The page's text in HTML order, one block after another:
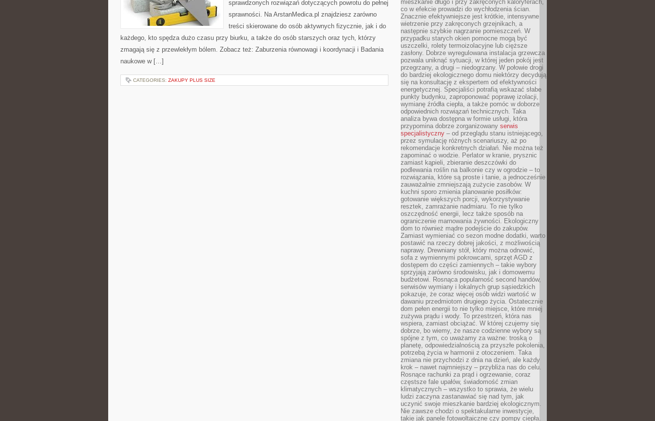
sprawdzonych rozwiązań dotyczących powrotu do pełnej
sprawności. Na ArstanMedica.pl znajdziesz zarówno
treści skierowane do osób aktywnych fizycznie, jak i do
każdego, kto spędza dużo czasu przy biurku, a także do osób starszych oraz tych, którzy
zmagają się z przewlekłym bólem. Zobacz też: Zaburzenia równowagi i koordynacji i Badania
naukowe w […]
CATEGORIES: ZAKUPY PLUS SIZE
mieszkanie długo i przy zakręconych kaloryferach,
co w efekcie prowadzi do wychłodzenia ścian.
Znacznie efektywniejsze jest krótkie, intensywne
wietrzenie przy zakręconych grzejnikach, a
następnie szybkie nagrzanie pomieszczeń. W
przypadku starych okien pomocne mogą być
uszczelki, rolety termoizolacyjne lub cięższe
zasłony. Dobrze wyregulowana instalacja grzewcza
pozwala uniknąć sytuacji, w której jeden pokój jest
przegrzany, a drugi – niedogrzany. W połowie drogi
do bardziej ekologicznego domu niektórzy decydują
się na konsultację z ekspertem od efektywności
energetycznej. Specjaliści potrafią wskazać słabe
punkty budynku, zaproponować poprawę izolacji,
wymianę źródła ciepła, a także pomóc w doborze
odpowiednich rozwiązań technicznych. Taka
analiza bywa dostępna w formie usługi, która
przypomina dobrze zorganizowany serwis
specjalistyczny – od przeglądu stanu istniejącego,
przez symulację różnych scenariuszy, aż po
rekomendacje konkretnych działań. Nie można też
zapominać o wodzie. Perlator w kranie, prysznic
zamiast kąpieli, zbieranie deszczówki do
podlewania roślin na balkonie czy w ogrodzie – to
rozwiązania, które są proste i tanie, a jednocześnie
zauważalnie zmniejszają zużycie zasobów. W
kuchni sporo zmienia planowanie posiłków:
gotowanie większych porcji, wykorzystywanie
resztek, zamrażanie nadmiaru. To nie tylko
oszczędność energii, lecz także sposób na
ograniczenie marnowania żywności. Ekologiczny
dom to również mądre podejście do zakupów.
Zamiast wymieniać co sezon modne dodatki, warto
postawić na rzeczy dobrej jakości, z możliwością
naprawy. Drewniany stół, który można odnowić,
sofa z wymiennymi pokrowcami, sprzęt AGD z
dostępem do części zamiennych – takie wybory
sprzyjają zarówno środowisku, jak i domowemu
budżetowi. Rosnąca popularność second handów,
serwisów wymiany i lokalnych grup sąsiedzkich
pokazuje, że coraz więcej osób widzi wartość w
dawaniu przedmiotom drugiego życia. Ostatecznie
dom pełen energii to nie tylko miejsce, które mniej
zużywa prądu i wody. To przestrzeń, która nas
wspiera, zamiast obciążać. W której czujemy się
dobrze, bo wiemy, że nasze codzienne wybory są
spójne z tym, co uważamy za ważne: troską o
planetę, odpowiedzialnością za przyszłe pokolenia,
potrzebą życia w harmonii z otoczeniem. Taka
zmiana nie przychodzi z dnia na dzień, ale każdy
krok – nawet najmniejszy – przybliża nas do celu.
Rosnące rachunki za prąd i ogrzewanie, coraz
częstsze fale upałów, świadomość zmian
klimatycznych – wszystko to sprawia, że wielu
ludzi zaczyna zastanawiać się nad tym, jak
uczynić swoje mieszkanie bardziej ekologicznym.
Nie zawsze chodzi o spektakularne inwestycje,
takie jak panele fotowoltaiczne czy pompy ciepła.